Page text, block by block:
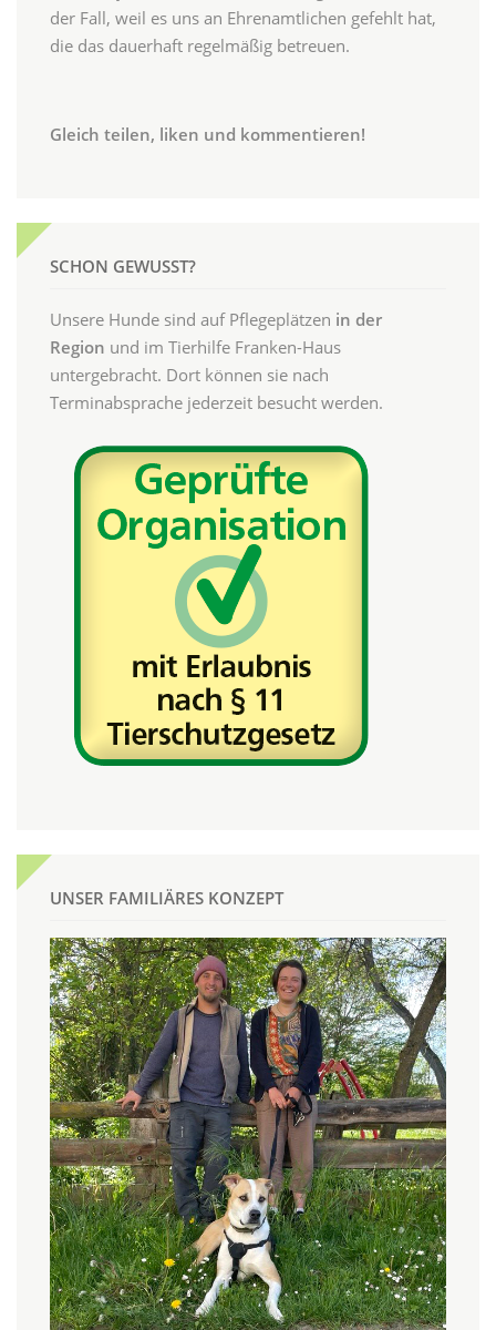
der Fall, weil es uns an Ehrenamtlichen gefehlt hat,
die das dauerhaft regelmäßig betreuen.
Gleich teilen, liken und kommentieren!
SCHON GEWUSST?
Unsere Hunde sind auf Pflegeplätzen in der
Region und im Tierhilfe Franken-Haus
untergebracht. Dort können sie nach
Terminabsprache jederzeit besucht werden.
UNSER FAMILIÄRES KONZEPT